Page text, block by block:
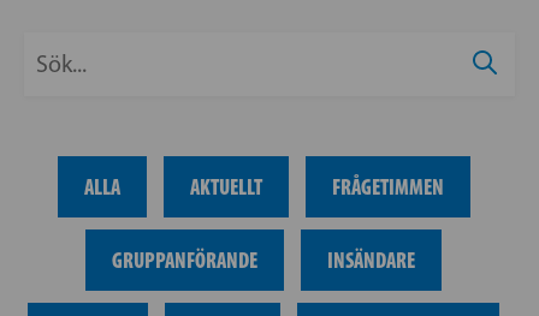
ALLA AKTUELLT FRÅGETIMMEN
GRUPPANFÖRANDE INSÄNDARE